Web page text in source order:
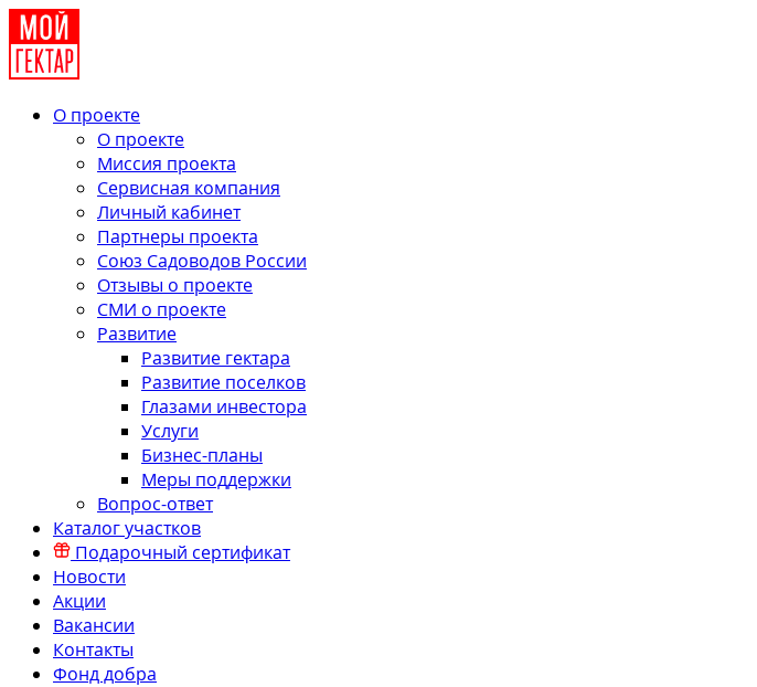
О проекте
О проекте
Миссия проекта
Сервисная компания
Личный кабинет
Партнеры проекта
Союз Садоводов России
Отзывы о проекте
СМИ о проекте
Развитие
Развитие гектара
Развитие поселков
Глазами инвестора
Услуги
Бизнес-планы
Меры поддержки
Вопрос-ответ
Каталог участков
Подарочный сертификат
Новости
Акции
Вакансии
Контакты
Фонд добра